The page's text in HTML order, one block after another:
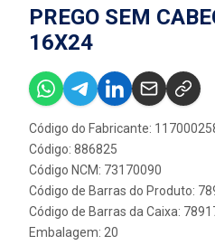
PREGO SEM
16X24
Código do Fabricante:
Código: 886825
Código NCM: 73170090
Código de Barras do Produto:
Código de Barras da Caixa:
Embalagem: 20